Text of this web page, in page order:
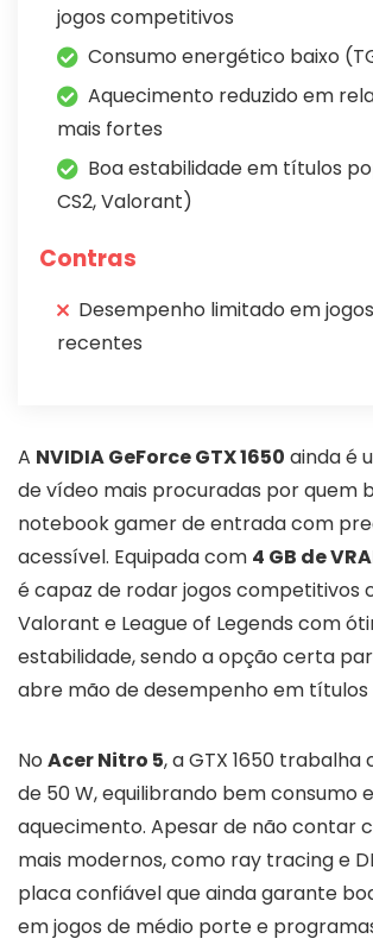
jogos competitivos
Consumo energético baixo
Aquecimento reduzido em
mais fortes
Boa estabilidade em títulos
CS2, Valorant)
Contras
Desempenho limitado em
recentes
A NVIDIA GeForce GTX 1650 ainda é
de vídeo mais procuradas por quem
notebook gamer de entrada com
acessível. Equipada com 4 GB de
é capaz de rodar jogos competitivos
Valorant e League of Legends com
estabilidade, sendo a opção certa
abre mão de desempenho em títulos
No Acer Nitro 5, a GTX 1650 trabalha
de 50 W, equilibrando bem consumo
aquecimento. Apesar de não contar
mais modernos, como ray tracing e
placa confiável que ainda garante
em jogos de médio porte e